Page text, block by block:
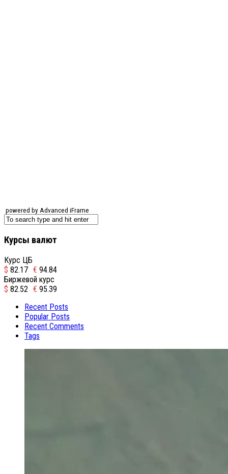
powered by Advanced iFrame
Курсы валют
Курс ЦБ
$ 82.17 € 94.84
Биржевой курс
$ 82.52 € 95.39
Recent Posts
Popular Posts
Recent Comments
Tags